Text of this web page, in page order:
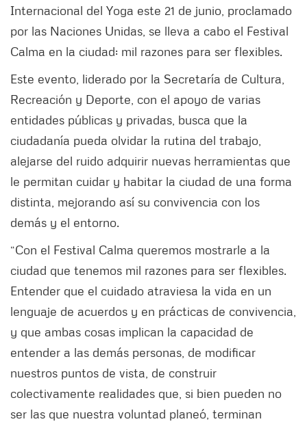
Internacional del Yoga este 21 de junio, proclamado
por las Naciones Unidas, se lleva a cabo el Festival
Calma en la ciudad: mil razones para ser flexibles.
Este evento, liderado por la Secretaría de Cultura,
Recreación y Deporte, con el apoyo de varias
entidades públicas y privadas, busca que la
ciudadanía pueda olvidar la rutina del trabajo,
alejarse del ruido adquirir nuevas herramientas que
le permitan cuidar y habitar la ciudad de una forma
distinta, mejorando así su convivencia con los
demás y el entorno.
“Con el Festival Calma queremos mostrarle a la
ciudad que tenemos mil razones para ser flexibles.
Entender que el cuidado atraviesa la vida en un
lenguaje de acuerdos y en prácticas de convivencia,
y que ambas cosas implican la capacidad de
entender a las demás personas, de modificar
nuestros puntos de vista, de construir
colectivamente realidades que, si bien pueden no
ser las que nuestra voluntad planeó, terminan